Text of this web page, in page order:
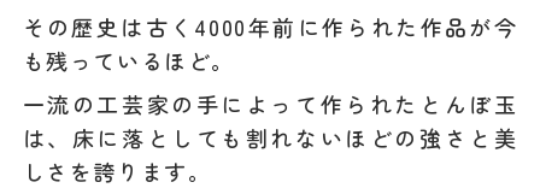
その歴史は古く4000年前に作られた作品が今
も残っているほど。
一流の工芸家の手によって作られたとんぼ玉
は、床に落としても割れないほどの強さと美
しさを誇ります。